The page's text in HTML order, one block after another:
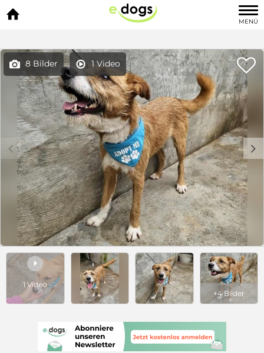

MENÜ
 8 Bilder  1 Video 
c d

1 Video
+4 Bilder